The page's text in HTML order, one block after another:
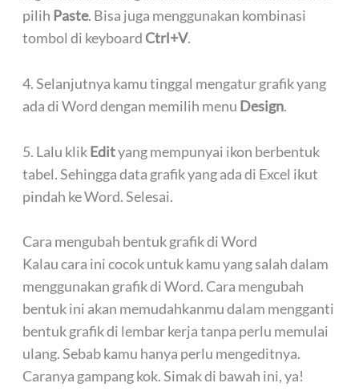
pilih Paste. Bisa juga menggunakan kombinasi
tombol di keyboard Ctrl+V.
4. Selanjutnya kamu tinggal mengatur grafik yang
ada di Word dengan memilih menu Design.
5. Lalu klikEdityang mempunyai ikon berbentuk
tabel. Sehingga data grafik yang ada di Excel ikut
pindah ke Word. Selesai.
Cara mengubah bentuk grafik di Word
Kalau cara ini cocok untuk kamu yang salah dalam
menggunakan grafik di Word. Cara mengubah
bentuk ini akan memudahkanmu dalam mengganti
bentuk grafik di lembar kerja tanpa perlu memulai
ulang. Sebab kamu hanya perlu mengeditnya.
Caranya gampang kok. Simak di bawah ini, ya!